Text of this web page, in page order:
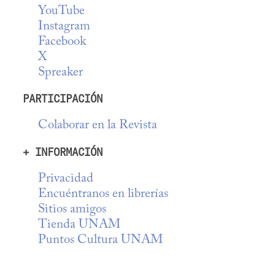
YouTube
Instagram
Facebook
X
Spreaker
PARTICIPACIÓN
Colaborar en la Revista
+ INFORMACIÓN
Privacidad
Encuéntranos en librerías
Sitios amigos
Tienda UNAM
Puntos Cultura UNAM